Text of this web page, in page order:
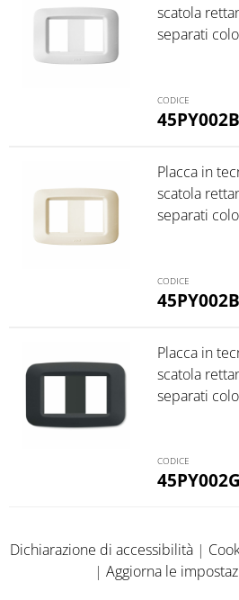
scatola
separati
Placca in
scatola
separati
Placca in
scatola
separati
Dichiarazione di accessibilità |
| Aggiorna le